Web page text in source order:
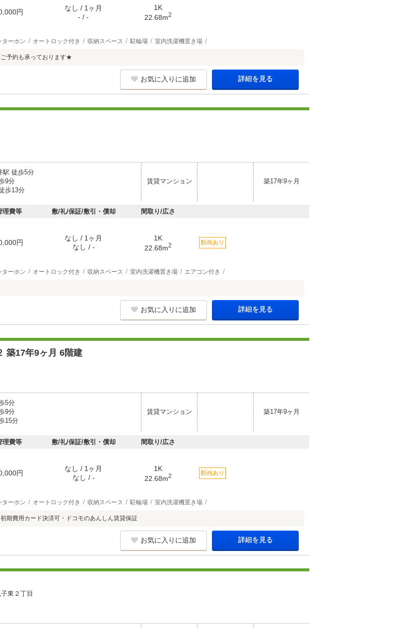
円
なし / 1ヶ月
- / -
1K
22.68m2
ターホン オートロック付き 収納スペース 駐輪場 室内洗濯機置き場
予約も承っております★
お気に入りに追加 詳細を見る
駅 徒歩5分
9分
歩13分
賃貸マンション 築17年9ヶ月
理費等 敷/礼/保証/敷引・償却 間取り/広さ
円
なし / 1ヶ月
なし / -
1K
22.68m2 動画あり
ターホン オートロック付き 収納スペース 室内洗濯機置き場 エアコン付き
お気に入りに追加 詳細を見る
築17年9ヶ月 6階建
5分
9分
15分
賃貸マンション 築17年9ヶ月
理費等 敷/礼/保証/敷引・償却 間取り/広さ
円
なし / 1ヶ月
なし / -
1K
22.68m2 動画あり
ターホン オートロック付き 収納スペース 駐輪場 室内洗濯機置き場
期費用カード決済可・ドコモのあんしん賃貸保証
お気に入りに追加 詳細を見る
東２丁目